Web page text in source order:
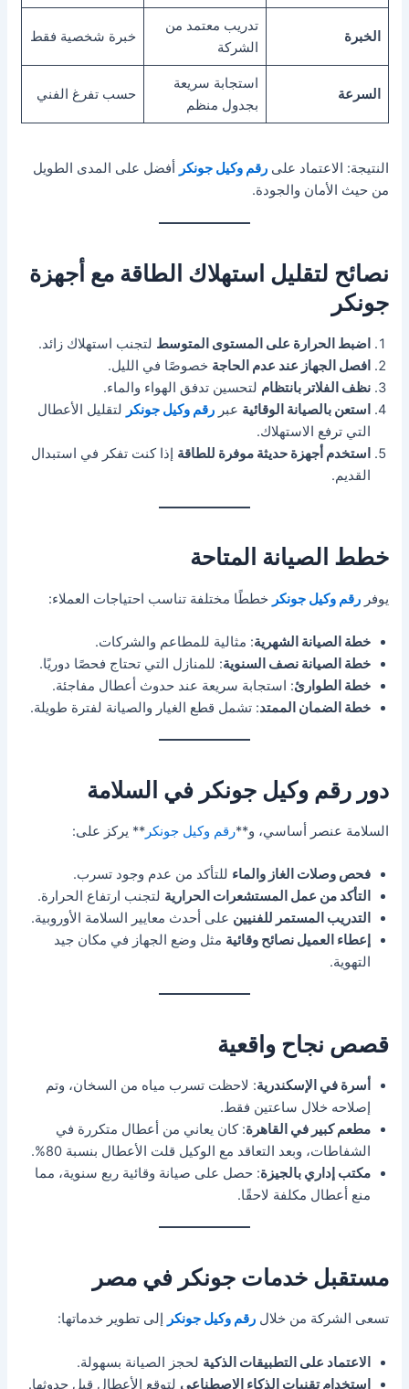
الخبرة
تدريب معتمد من
الشركة
خبرة شخصية فقط
السرعة
استجابة سريعة
بجدول منظم
حسب تفرغ الفني
النتيجة: الاعتماد علىرقم وكيل جونكر أفضل على المدى الطويل
من حيث الأمان والجودة.
نصائح لتقليل استهلاك الطاقة مع أجهزة
جونكر
اضبط الحرارة على المستوى المتوسط لتجنب استهلاك زائد.
افصل الجهاز عند عدم الحاجة خصوصًا في الليل.
نظف الفلاتر بانتظام لتحسين تدفق الهواء والماء.
استعن بالصيانة الوقائية عبررقم وكيل جونكر لتقليل الأعطال
التي ترفع الاستهلاك.
استخدم أجهزة حديثة موفرة للطاقة إذا كنت تفكر في استبدال
القديم.
خطط الصيانة المتاحة
يوفررقم وكيل جونكر خططًا مختلفة تناسب احتياجات العملاء:
خطة الصيانة الشهرية: مثالية للمطاعم والشركات.
خطة الصيانة نصف السنوية: للمنازل التي تحتاج فحصًا دوريًا.
خطة الطوارئ: استجابة سريعة عند حدوث أعطال مفاجئة.
خطة الضمان الممتد: تشمل قطع الغيار والصيانة لفترة طويلة.
دور رقم وكيل جونكر في السلامة
السلامة عنصر أساسي، و**رقم وكيل جونكر** يركز على:
فحص وصلات الغاز والماء للتأكد من عدم وجود تسرب.
التأكد من عمل المستشعرات الحرارية لتجنب ارتفاع الحرارة.
التدريب المستمر للفنيين على أحدث معايير السلامة الأوروبية.
إعطاء العميل نصائح وقائية مثل وضع الجهاز في مكان جيد
التهوية.
قصص نجاح واقعية
أسرة في الإسكندرية: لاحظت تسرب مياه من السخان، وتم
إصلاحه خلال ساعتين فقط.
مطعم كبير في القاهرة: كان يعاني من أعطال متكررة في
الشفاطات، وبعد التعاقد مع الوكيل قلت الأعطال بنسبة 80%.
مكتب إداري بالجيزة: حصل على صيانة وقائية ربع سنوية، مما
منع أعطال مكلفة لاحقًا.
مستقبل خدمات جونكر في مصر
تسعى الشركة من خلالرقم وكيل جونكر إلى تطوير خدماتها:
الاعتماد على التطبيقات الذكية لحجز الصيانة بسهولة.
استخدام تقنيات الذكاء الاصطناعي لتوقع الأعطال قبل حدوثها.